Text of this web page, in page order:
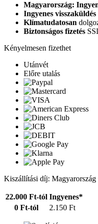
Magyarország:
Ingyenes visszaküldés
Klímatudatosan
Biztonságos fizetés
Kényelmesen fizethet
Utánvét
Előre utalás
Kiszállítási díj: Magyarország
22.000 Ft-tól Ingyenes*
0 Ft-tól
2.150 Ft